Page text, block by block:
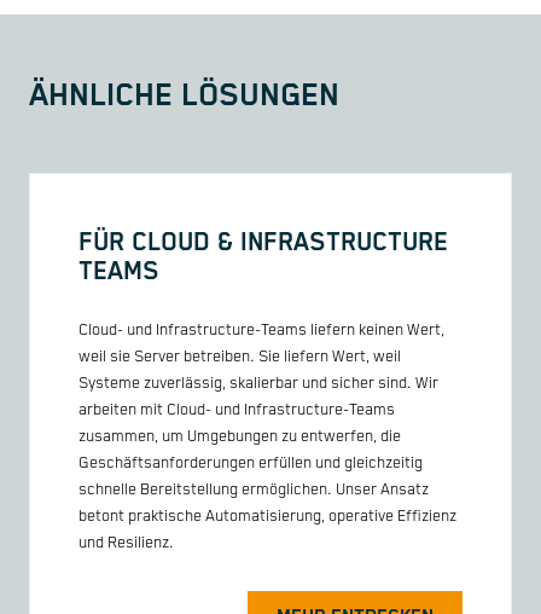
ÄHNLICHE LÖSUNGEN
FÜR CLOUD & INFRASTRUCTURE
TEAMS
Cloud- und Infrastructure-Teams liefern keinen Wert,
weil sie Server betreiben. Sie liefern Wert, weil
Systeme zuverlässig, skalierbar und sicher sind. Wir
arbeiten mit Cloud- und Infrastructure-Teams
zusammen, um Umgebungen zu entwerfen, die
Geschäftsanforderungen erfüllen und gleichzeitig
schnelle Bereitstellung ermöglichen. Unser Ansatz
betont praktische Automatisierung, operative Effizienz
und Resilienz.